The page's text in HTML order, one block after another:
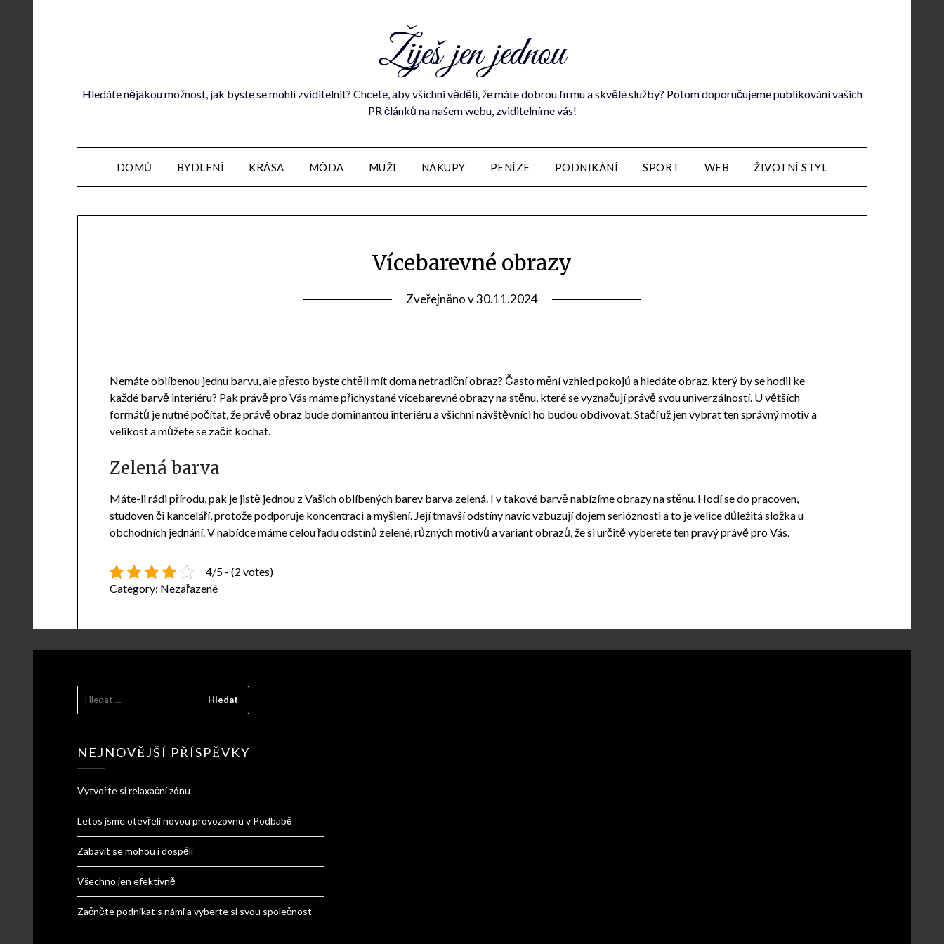
Žiješ jen jednou
Hledáte nějakou možnost, jak byste se mohli zviditelnit? Chcete, aby všichni věděli, že máte dobrou firmu a skvělé služby? Potom doporučujeme publikování vašich
PR článků na našem webu, zviditelníme vás!
DOMŮ BYDLENÍ KRÁSA MÓDA MUŽI NÁKUPY PENÍZE PODNIKÁNÍ SPORT WEB ŽIVOTNÍ STYL
Vícebarevné obrazy
Zveřejněno v30.11.2024
Nemáte oblíbenou jednu barvu, ale přesto byste chtěli mít doma netradiční obraz? Často mění vzhled pokojů a hledáte obraz, který by se hodil ke
každé barvě interiéru? Pak právě pro Vás máme přichystané vícebarevnéobrazy na stěnu, které se vyznačují právě svou univerzálností. U větších
formátů je nutné počítat, že právě obraz bude dominantou interiéru a všichni návštěvníci ho budou obdivovat. Stačí už jen vybrat ten správný motiv a
velikost a můžete se začít kochat.
Zelená barva
Máte-li rádi přírodu, pak je jistě jednou z Vašich oblíbených barev barva zelená. I v takové barvě nabízíme obrazy na stěnu. Hodí se do pracoven,
studoven či kanceláří, protože podporuje koncentraci a myšlení. Její tmavší odstíny navíc vzbuzují dojem serióznosti a to je velice důležitá složka u
obchodních jednání. V nabídce máme celou řadu odstínů zelené, různých motivů a variant obrazů, že si určitě vyberete ten pravý právě pro Vás.
4/5 - (2 votes)
Category: Nezařazené
NEJNOVĚJŠÍ PŘÍSPĚVKY
Vytvořte si relaxační zónu
Letos jsme otevřeli novou provozovnu v Podbabě
Zabavit se mohou i dospělí
Všechno jen efektivně
Začněte podnikat s námi a vyberte si svou společnost